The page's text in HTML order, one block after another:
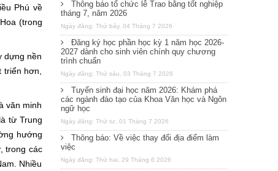
Phú về
(trong
nền
hơn,
văn minh
từ Trung
hướng
trong các
Nhiều
Thông báo tổ chức lễ Trao bằng tốt nghiệp
tháng 7, năm 2026
Ngày đăng: Thứ bảy, 04 Tháng 7 2026
Đăng ký học phần học kỳ 1 năm học 2026-
2027 dành cho sinh viên chính quy chương
trình chuẩn
Ngày đăng: Thứ sáu, 03 Tháng 7 2026
Tuyển sinh đại học năm 2026: Khám phá
các ngành đào tạo của Khoa Văn học và Ngôn
ngữ học
Ngày đăng: Thứ tư, 01 Tháng 7 2026
Thông báo: Về việc thay đổi địa điểm làm
việc
Ngày đăng: Thứ hai, 29 Tháng 6 2026